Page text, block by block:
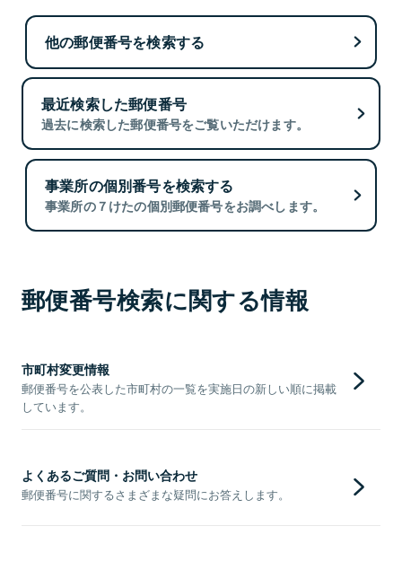
他の郵便番号を検索する
最近検索した郵便番号
過去に検索した郵便番号をご覧いただけます。
事業所の個別番号を検索する
事業所の７けたの個別郵便番号をお調べします。
郵便番号検索に関する情報
市町村変更情報
郵便番号を公表した市町村の一覧を実施日の新しい順に掲載
しています。
よくあるご質問・お問い合わせ
郵便番号に関するさまざまな疑問にお答えします。